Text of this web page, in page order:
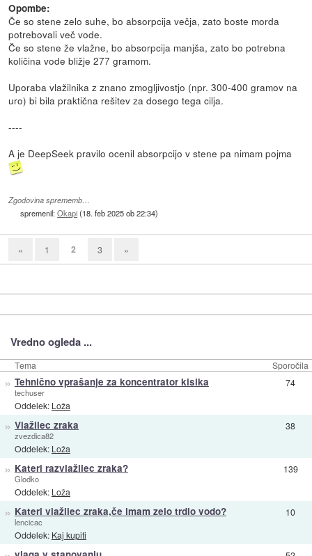
Opombe:
Če so stene zelo suhe, bo absorpcija večja, zato boste morda
potrebovali več vode.
Če so stene že vlažne, bo absorpcija manjša, zato bo potrebna
količina vode bližje 277 gramom.
Uporaba vlažilnika z znano zmogljivostjo (npr. 300-400 gramov na
uro) bi bila praktična rešitev za dosego tega cilja.
----
A je DeepSeek pravilo ocenil absorpcijo v stene pa nimam pojma
Zgodovina sprememb…
spremenil:Okapi(18. feb 2025 ob 22:34)
« 1 2 3 »
Vredno ogleda ...
Tema Sporočila
» Tehnično vprašanje za koncentrator kisika
techuser
Oddelek: Loža
74
» Vlažilec zraka
zvezdica82
Oddelek: Loža
38
» Kateri razvlažilec zraka?
Glodko
Oddelek: Loža
139
» Kateri vlažilec zraka,če imam zelo trdio vodo?
lencicac
Oddelek: Kaj kupiti
10